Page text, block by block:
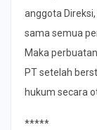
anggota
sama semua
Maka
PT setelah
hukum secara
*****